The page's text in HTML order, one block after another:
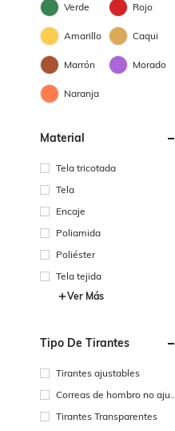
Verde Rojo
Amarillo Caqui
Marrón Morado
Naranja
Material
Tela tricotada
Tela
Encaje
Poliamida
Poliéster
Tela tejida
Ver Más
Tipo De Tirantes
Tirantes ajustables
Correas de hombro no ajus
Tirantes Transparentes